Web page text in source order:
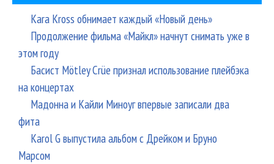
Kara Kross обнимает каждый «Новый день»
Продолжение фильма «Майкл» начнут снимать уже в
этом году
Басист Mötley Crüe признал использование плейбэка
на концертах
Мадонна и Кайли Миноуг впервые записали два
фита
Karol G выпустила альбом с Дрейком и Бруно
Марсом